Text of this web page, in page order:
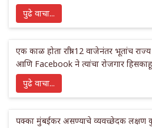
पुढे वाचा...
एक काळ होता रात्री 12 वाजेनंतर भूतांच
आणि Facebook ने त्यांचा रोजगार
पुढे वाचा...
पक्का मुंबईकर असण्याचे व्यवच्छेदक लक्षण